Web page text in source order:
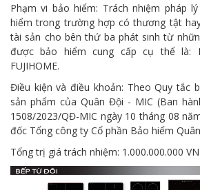
Phạm vi bảo hiểm: Trách nhiệm pháp
hiểm trong trường hợp có thương tật
tài sản cho bên thứ ba phát sinh từ
được bảo hiểm cung cấp cụ thể là:
FUJIHOME.
Điều kiện và điều khoản: Theo Quy tắc
sản phẩm của Quân Đội - MIC (Ban
1508/2023/QĐ-MIC ngày 10 tháng 08
đốc Tổng công ty Cổ phần Bảo hiểm
Tổng trị giá trách nhiệm: 1.000.000.000